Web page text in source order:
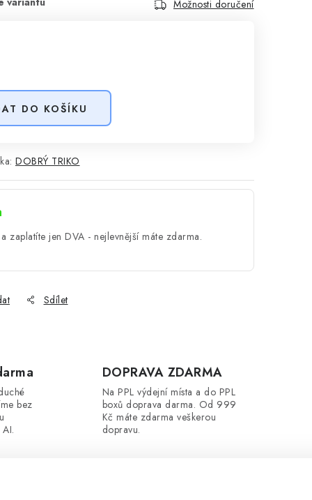
Možnosti doručení
DO KOŠÍKU
DOBRÝ TRIKO
zaplatíte jen DVA - nejlevnější máte zdarma.
Sdílet
bez
DOPRAVA ZDARMA
Na PPL výdejní místa a do PPL
boxů doprava darma. Od 999
Kč máte zdarma veškerou
dopravu.